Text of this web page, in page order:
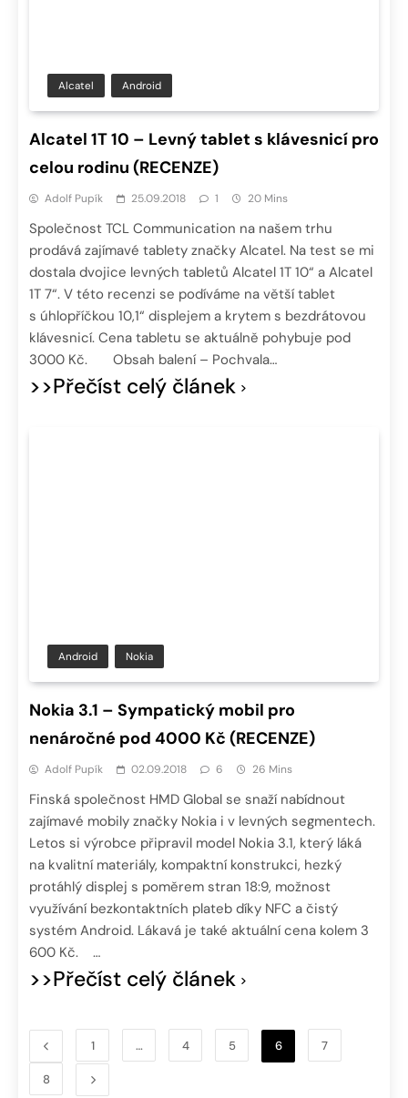
Alcatel Android
Alcatel 1T 10 – Levný tablet s klávesnicí pro
celou rodinu (RECENZE)
Adolf Pupík 25.09.2018 1 20 Mins
Společnost TCL Communication na našem trhu
prodává zajímavé tablety značky Alcatel. Na test se mi
dostala dvojice levných tabletů Alcatel 1T 10“ a Alcatel
1T 7“. V této recenzi se podíváme na větší tablet
s úhlopříčkou 10,1“ displejem a krytem s bezdrátovou
klávesnicí. Cena tabletu se aktuálně pohybuje pod
3000 Kč. Obsah balení – Pochvala…
>>Přečíst celý článek
Android Nokia
Nokia 3.1 – Sympatický mobil pro
nenáročné pod 4000 Kč (RECENZE)
Adolf Pupík 02.09.2018 6 26 Mins
Finská společnost HMD Global se snaží nabídnout
zajímavé mobily značky Nokia i v levných segmentech.
Letos si výrobce připravil model Nokia 3.1, který láká
na kvalitní materiály, kompaktní konstrukci, hezký
protáhlý displej s poměrem stran 18:9, možnost
využívání bezkontaktních plateb díky NFC a čistý
systém Android. Lákavá je také aktuální cena kolem 3
600 Kč. …
>>Přečíst celý článek
1 … 4 5 6 7
8